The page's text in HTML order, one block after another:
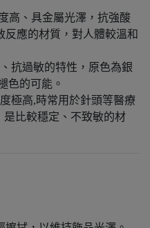
高、具金屬光澤，抗強酸
反應的材質，對人體較溫和
抗過敏的特性，原色為銀
色的可能。
極高,時常用於針頭等醫療
比較穩定、不致敏的材